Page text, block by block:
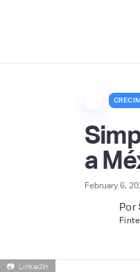
a
February 6,
Por
📷 LinkedIn